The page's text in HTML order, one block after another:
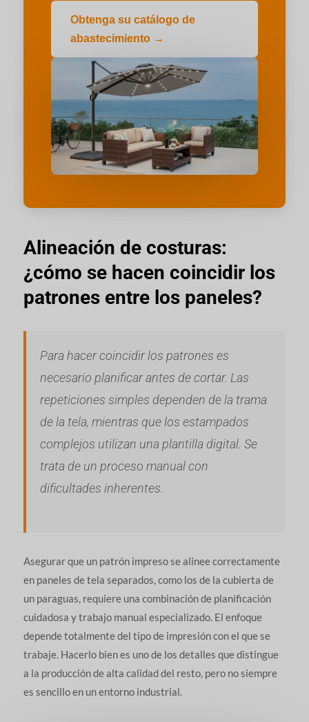
Obtenga su catálogo de
abastecimiento →
Alineación de costuras:
¿cómo se hacen coincidir los
patrones entre los paneles?
Para hacer coincidir los patrones es
necesario planificar antes de cortar. Las
repeticiones simples dependen de la trama
de la tela, mientras que los estampados
complejos utilizan una plantilla digital. Se
trata de un proceso manual con
dificultades inherentes.
Asegurar que un patrón impreso se alinee correctamente
en paneles de tela separados, como los de la cubierta de
un paraguas, requiere una combinación de planificación
cuidadosa y trabajo manual especializado. El enfoque
depende totalmente del tipo de impresión con el que se
trabaje. Hacerlo bien es uno de los detalles que distingue
a la producción de alta calidad del resto, pero no siempre
es sencillo en un entorno industrial.